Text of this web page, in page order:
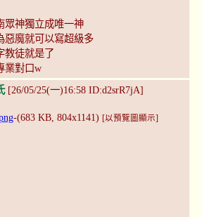
眾神獨立成唯一神
惡魔就可以寫超級多
教徒就是了
業對口w
[26/05/25(一)16:58 ID:d2srR7jA]
-(683 KB, 804x1141) [以預覽圖顯示]